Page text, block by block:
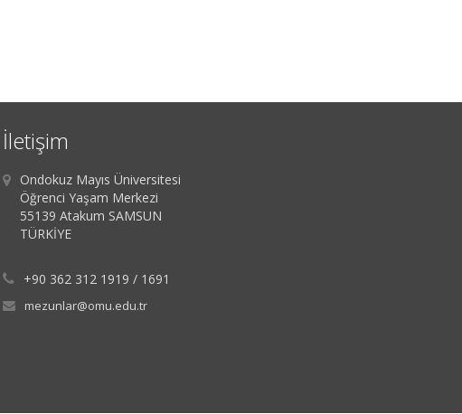
İletişim
Ondokuz Mayıs Üniversitesi
Öğrenci Yaşam Merkezi
55139 Atakum SAMSUN
TÜRKİYE
+90 362 312 1919 / 1691
mezunlar@omu.edu.tr